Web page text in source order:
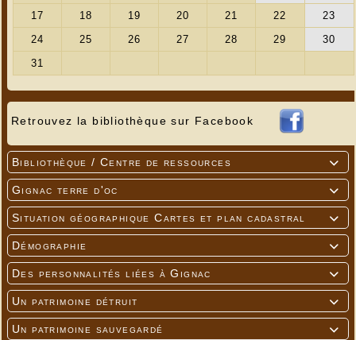
Retrouvez la bibliothèque sur Facebook

Bibliothèque / Centre de ressources

Gignac terre d'oc

Situation géographique Cartes et plan cadastral

Démographie

Des personnalités liées à Gignac

Un patrimoine détruit

Un patrimoine sauvegardé